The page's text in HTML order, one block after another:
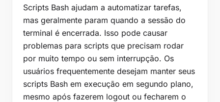
Scripts Bash ajudam a automatizar tarefas,
mas geralmente param quando a sessão do
terminal é encerrada. Isso pode causar
problemas para scripts que precisam rodar
por muito tempo ou sem interrupção. Os
usuários frequentemente desejam manter seus
scripts Bash em execução em segundo plano,
mesmo após fazerem logout ou fecharem o